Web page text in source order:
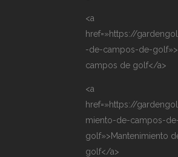
<a
href=»https://
-de-campos-de-
campos de golf</a>
<a
href=»https://
miento-de-campos-
golf»>Mantenimiento
golf</a>